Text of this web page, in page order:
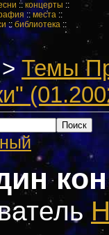
:: концерты ::
::места ::
::библиотека ::
Темы